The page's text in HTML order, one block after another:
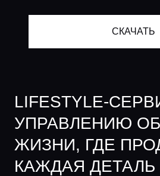
СКАЧАТЬ
LIFESTYLE-
УПРАВЛЕНИЮ
ЖИЗНИ, ГДЕ
КАЖДАЯ ДЕТАЛЬ